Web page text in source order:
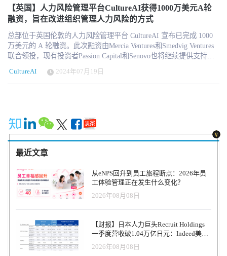
【英国】人力风险管理平台CultureAI获得1000万美元A轮
融资，旨在改进组织管理人力风险的方式
总部位于英国伦敦的人力风险管理平台 CultureAI 宣布已完成 1000
万美元的 A 轮融资。此次融资由Mercia Ventures和Smedvig Ventures
联合领投，现有投资者Passion Capital和Senovo也将继续提供支持。
尽管许多公司多年来在意识和培训计划方面投入了大量资金，但据
Forrester预测，2024年90%的数据泄露事件将涉及人为错误，因为不
经常进行的安全培训并不能改变员工的行为。CultureAI 采用数据驱
别劳动力安全风险、及时指导员工并自动修复。 继 2021 年和 2023
年分别获得 400 万美元和 500 万美元的种子轮投资后，CultureAI 的
人力风险管理产品迅速得到采用，收入和客户显著增长，其中包括
Revolut、RAC、Wickes、Delivery Hero、ClearBank 和 Marie Curie。
在 SaaS 应用程序、协作工具和生成式人工智能广泛应用的推动下，
CultureAI 的网络风险检测和管理方式不断发展。 CultureAI 致力于
建设一个不再因人为错误而导致安全漏洞的世界。为了实现这一愿
景，公司将大力投资于产品的发展，并扩大所有部门的团队，力争
在未来 12 个月内将员工人数翻一番。此外，公司还计划提高其在美
国的市场地位和影响力。 CultureAI公司创始人兼首席执行官James
Moore说："想象一下，拥有一支数千人的团队，深入了解企业及其
员工。如果这个团队能从源头上审查、了解并解决每个员工产生的
风险，那么违规行为就能减少 80% 左右。虽然建立这样一个团队并
不现实，但我们可以利用智能技术来模仿它的有效性。 “解决人为风
CultureAI 2024年07月19日
最近文章
从eNPS回升到员工旅程断点：2026年员
工体验管理正在发生什么变化？
2026年08月08日
【财报】日本人力巨头Recruit Holdings
一季度营收破1.04万亿日元：Indeed美国
收入逆势增长30%，AI招聘推动利润率升
至47.4%
2026年08月08日